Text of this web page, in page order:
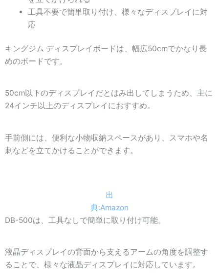
工具不要で簡単取り付け、様々なディスプレイに対
応
キングジム ディスプレイボードは、幅広50cmでかなり長
めのボードです。
50cm以下のディスプレイだとはみ出してしまうため、主に
24インチ以上のディスプレイにおすすめ。
手前側には、便利な小物収納スペースがあり、スマホや名
刺などを立てかけることができます。
出
典:Amazon
DB-500は、工具なしで簡単に取り付け可能。
液晶ディスプレイの背面から支えるアームの角度を調整す
ることで、様々な液晶ディスプレイに対応しています。